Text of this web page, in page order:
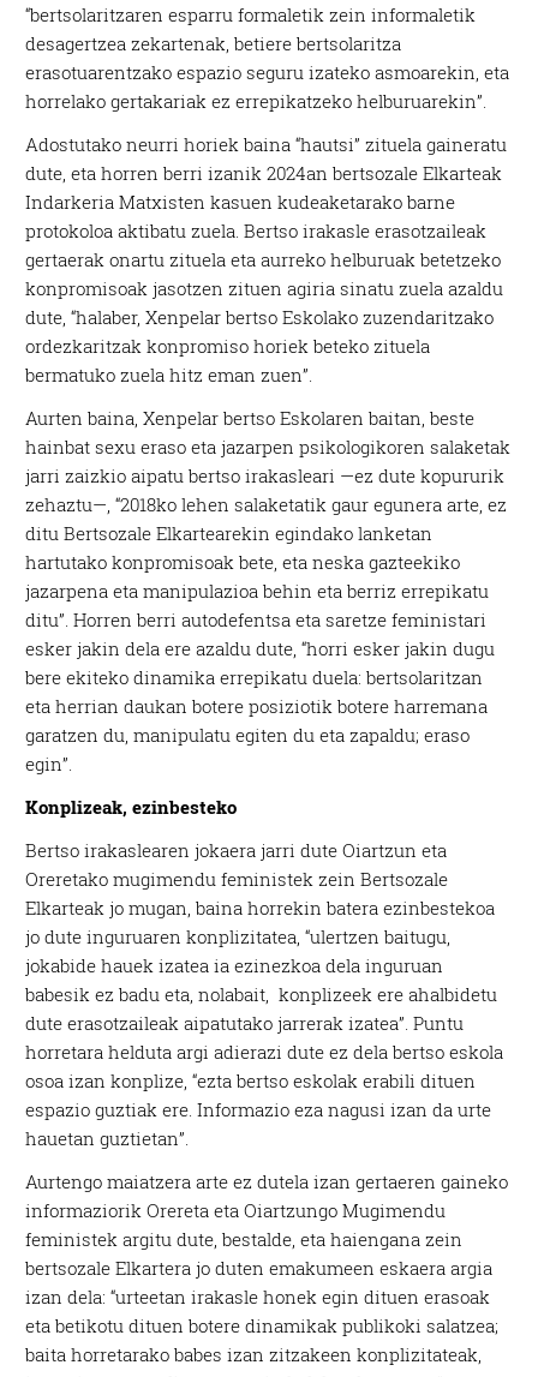
“bertsolaritzaren esparru formaletik zein informaletik
desagertzea zekartenak, betiere bertsolaritza
erasotuarentzako espazio seguru izateko asmoarekin, eta
horrelako gertakariak ez errepikatzeko helburuarekin”.
Adostutako neurri horiek baina “hautsi” zituela gaineratu
dute, eta horren berri izanik 2024an bertsozale Elkarteak
Indarkeria Matxisten kasuen kudeaketarako barne
protokoloa aktibatu zuela. Bertso irakasle erasotzaileak
gertaerak onartu zituela eta aurreko helburuak betetzeko
konpromisoak jasotzen zituen agiria sinatu zuela azaldu
dute, “halaber, Xenpelar bertso Eskolako zuzendaritzako
ordezkaritzak konpromiso horiek beteko zituela
bermatuko zuela hitz eman zuen”.
Aurten baina, Xenpelar bertso Eskolaren baitan, beste
hainbat sexu eraso eta jazarpen psikologikoren salaketak
jarri zaizkio aipatu bertso irakasleari —ez dute kopururik
zehaztu—, “2018ko lehen salaketatik gaur egunera arte, ez
ditu Bertsozale Elkartearekin egindako lanketan
hartutako konpromisoak bete, eta neska gazteekiko
jazarpena eta manipulazioa behin eta berriz errepikatu
ditu”. Horren berri autodefentsa eta saretze feministari
esker jakin dela ere azaldu dute, “horri esker jakin dugu
bere ekiteko dinamika errepikatu duela: bertsolaritzan
eta herrian daukan botere posiziotik botere harremana
garatzen du, manipulatu egiten du eta zapaldu; eraso
egin”.
Konplizeak, ezinbesteko
Bertso irakaslearen jokaera jarri dute Oiartzun eta
Oreretako mugimendu feministek zein Bertsozale
Elkarteak jo mugan, baina horrekin batera ezinbestekoa
jo dute inguruaren konplizitatea, “ulertzen baitugu,
jokabide hauek izatea ia ezinezkoa dela inguruan
babesik ez badu eta, nolabait, konplizeek ere ahalbidetu
dute erasotzaileak aipatutako jarrerak izatea”. Puntu
horretara helduta argi adierazi dute ez dela bertso eskola
osoa izan konplize, “ezta bertso eskolak erabili dituen
espazio guztiak ere. Informazio eza nagusi izan da urte
hauetan guztietan”.
Aurtengo maiatzera arte ez dutela izan gertaeren gaineko
informaziorik Orereta eta Oiartzungo Mugimendu
feministek argitu dute, bestalde, eta haiengana zein
bertsozale Elkartera jo duten emakumeen eskaera argia
izan dela: “urteetan irakasle honek egin dituen erasoak
eta betikotu dituen botere dinamikak publikoki salatzea;
baita horretarako babes izan zitzakeen konplizitateak,